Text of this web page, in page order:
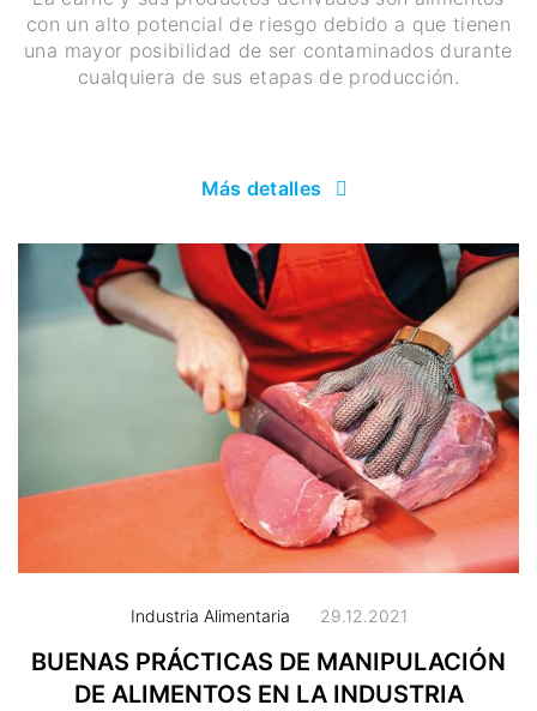
con un alto potencial de riesgo debido a que tienen
una mayor posibilidad de ser contaminados durante
cualquiera de sus etapas de producción.
Más detalles
Industria Alimentaria 29.12.2021
BUENAS PRÁCTICAS DE MANIPULACIÓN
DE ALIMENTOS EN LA INDUSTRIA